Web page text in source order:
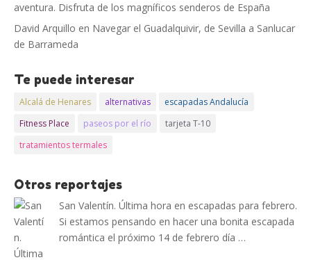
aventura. Disfruta de los magníficos senderos de España
David Arquillo en Navegar el Guadalquivir, de Sevilla a Sanlucar
de Barrameda
Te puede interesar
Alcalá de Henares alternativas
escapadas Andalucía
Fitness Place
paseos por el río
tarjeta T-10
tratamientos termales
Otros reportajes
San Valentín. Última hora en escapadas para febrero.
Si estamos pensando en hacer una bonita escapada
romántica el próximo 14 de febrero día …